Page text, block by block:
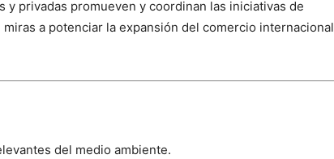
y privadas promueven y coordinan las iniciativas de
a potenciar la expansión del comercio internacional
del medio ambiente.